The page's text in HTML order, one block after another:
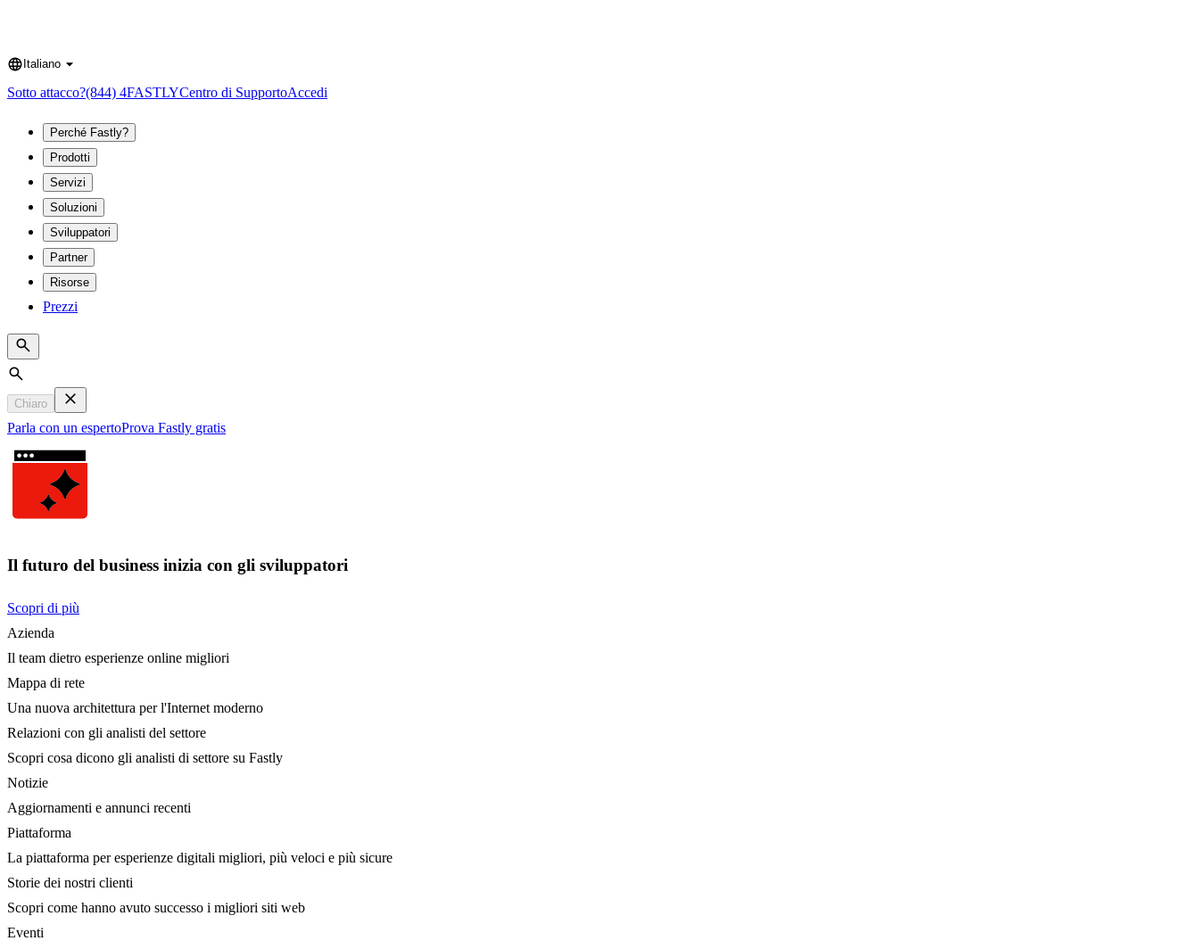
Language
Italiano
Sotto attacco?(844) 4FASTLYCentro di SupportoAccedi
Perché Fastly?
Prodotti
Servizi
Soluzioni
Sviluppatori
Partner
Risorse
Prezzi
Search
Chiaro
Parla con un espertoProva Fastly gratis
Il futuro del business inizia con gli sviluppatori
Scopri di più
Azienda
Il team dietro esperienze online migliori
Mappa di rete
Una nuova architettura per l'Internet moderno
Relazioni con gli analisti del settore
Scopri cosa dicono gli analisti di settore su Fastly
Notizie
Aggiornamenti e annunci recenti
Piattaforma
La piattaforma per esperienze digitali migliori, più veloci e più sicure
Storie dei nostri clienti
Scopri come hanno avuto successo i migliori siti web
Eventi